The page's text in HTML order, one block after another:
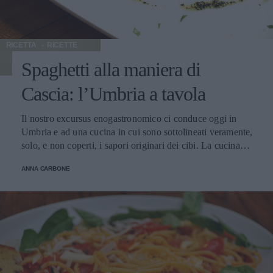
RICETTA
Spaghetti alla maniera di
Cascia: l’Umbria a tavola
Il nostro excursus enogastronomico ci conduce oggi in
Umbria e ad una cucina in cui sono sottolineati veramente,
solo, e non coperti, i sapori originari dei cibi. La cucina
gli elementi delle chiese ferme nei secoli: la semplice
una chiesa, ci accoglie un vino, ci accoglie un piatto. E
ogni sosta è indimenticabile. Ogni piatto ha sapori d’altri
tempi, semplici eppur prelibati, e con l’immancabile tartufo
nero di Norcia e di Spoleto. I tartufi neri di Norcia e
Spoleto maturano da novembre a marzo in quasi tutta la
Regione (certo sono luoghi privilegiati le valli del Nera,
ANNA CARBONE